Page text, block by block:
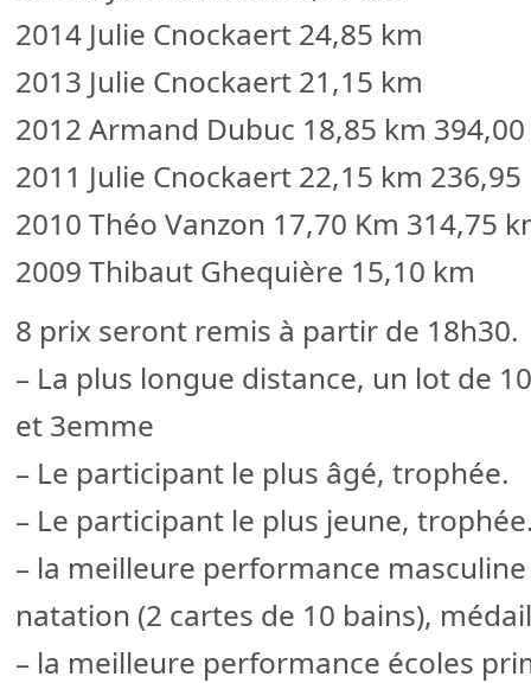
2014 Julie Cnockaert 24,85 km
2013 Julie Cnockaert 21,15 km
2012 Armand Dubuc 18,85 km
2011 Julie Cnockaert 22,15 km
2010 Théo Vanzon 17,70 Km 314,75
2009 Thibaut Ghequière 15,10 km
8 prix seront remis à partir de 18h30.
– La plus longue distance, un lot de
et 3emme
– Le participant le plus âgé, trophée.
– Le participant le plus jeune,
– la meilleure performance
natation (2 cartes de 10 bains),
– la meilleure performance écoles